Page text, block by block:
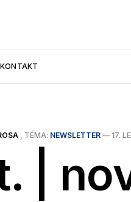
KONTAKT
, TÉMA: NEWSLETTER — 17.
|